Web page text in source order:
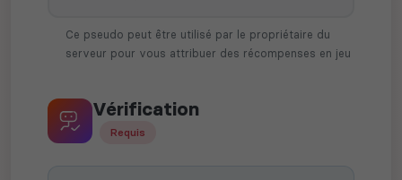
Ce pseudo peut être utilisé par le propriétaire du
serveur pour vous attribuer des récompenses en jeu
Vérification
Requis